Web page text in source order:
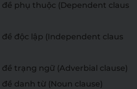
phụ thuộc (Dependent claus
độc lập (Independent claus
trạng ngữ (Adverbial clause)
danh từ (Noun clause)